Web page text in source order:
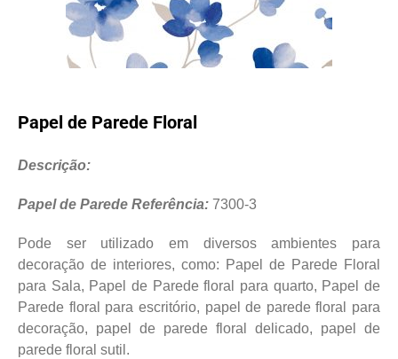
Papel de Parede Floral
Descrição:
Papel de Parede Referência: 7300-3
Pode ser utilizado em diversos ambientes para
decoração de interiores, como: Papel de Parede Floral
para Sala, Papel de Parede floral para quarto, Papel de
Parede floral para escritório, papel de parede floral para
decoração, papel de parede floral delicado, papel de
parede floral sutil.